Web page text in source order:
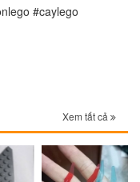
#caylego
Xem tất cả